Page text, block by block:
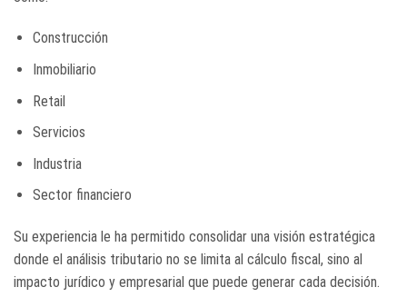
Construcción
Inmobiliario
Retail
Servicios
Industria
Sector financiero
Su experiencia le ha permitido consolidar una visión estratégica
donde el análisis tributario no se limita al cálculo fiscal, sino al
impacto jurídico y empresarial que puede generar cada decisión.